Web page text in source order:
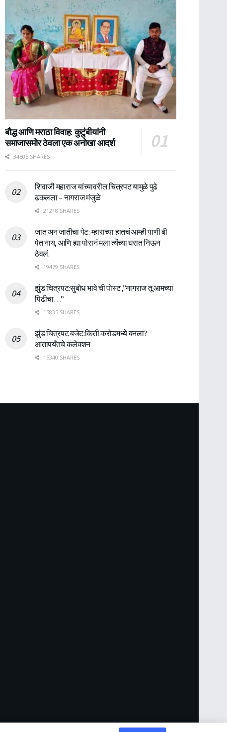
बौद्ध आणि मराठा विवाह: कुटुंबीयांनी
समाजासमोर ठेवला एक अनोखा आदर्श
34505 SHARES
शिवाजी महाराज यांच्यावरील चित्रपट यामुळे पुढे
ढकलला – नागराज मंजुळे
21218 SHARES
जात अन जातीचा पेट: म्हाराच्या हातचं आम्ही पाणी बी
पेत नाय, आणि ह्या पोरानं मला त्येंच्या घरात निऊन
ठेवलं.
19479 SHARES
झुंड चित्रपट:सुबोध भावे ची पोस्ट ,”नागराज तू आमच्या
पिढीचा…”
15835 SHARES
झुंड चित्रपट बजेट:किती करोडमध्ये बनला?
आतापर्यँतचे कलेक्शन
15340 SHARES